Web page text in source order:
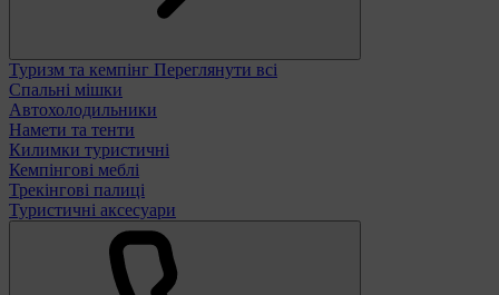
Туризм та кемпінг Переглянути всі
Спальні мішки
Автохолодильники
Намети та тенти
Килимки туристичні
Кемпінгові меблі
Трекінгові палиці
Туристичні аксесуари